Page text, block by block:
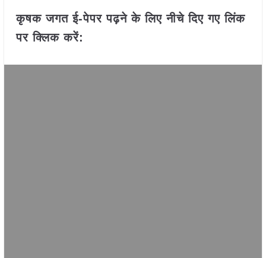
कृषक जगत ई-पेपर पढ़ने के लिए नीचे दिए गए लिंक
पर क्लिक करें: